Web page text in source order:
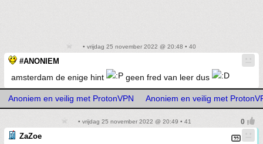
• vrijdag 25 november 2022 @ 20:48 • 40
#ANONIEM
amsterdam de enige hint geen fred van leer dus
Anoniem en veilig met ProtonVPN Anoniem en veilig met
• vrijdag 25 november 2022 @ 20:49 • 41
ZaZoe